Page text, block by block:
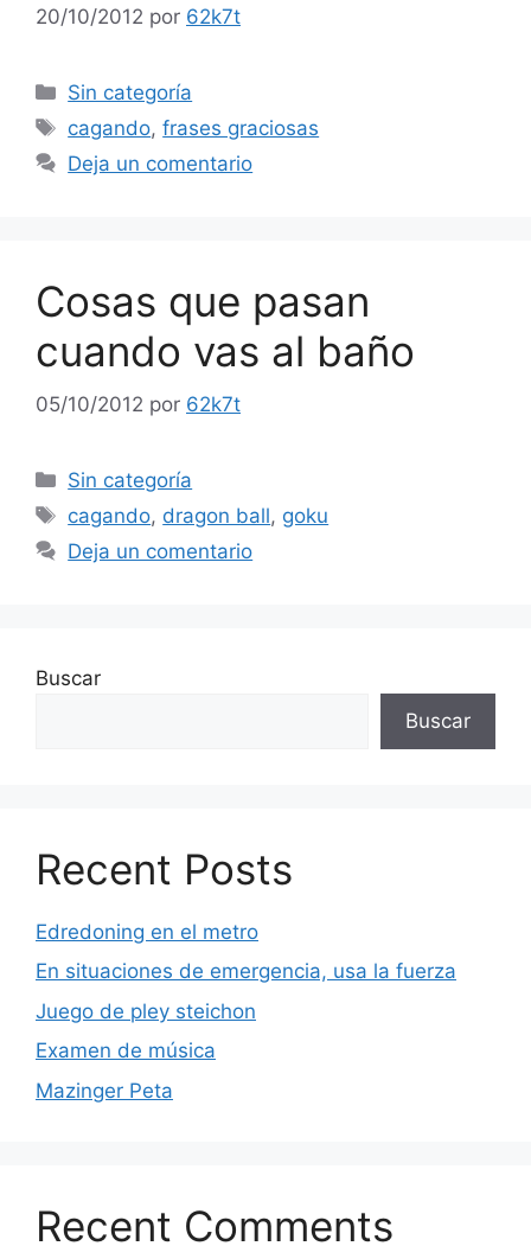
20/10/2012 por 62k7t
Categorías
Sin categoría
Etiquetas
cagando,frases graciosas
Deja un comentario
Cosas que pasan
cuando vas al baño
05/10/2012 por 62k7t
Categorías
Sin categoría
Etiquetas
cagando, dragon ball, goku
Deja un comentario
Buscar
Buscar
Recent Posts
Edredoning en el metro
En situaciones de emergencia, usa la fuerza
Juego de pley steichon
Examen de música
Mazinger Peta
Recent Comments